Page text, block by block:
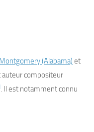
Montgomery (Alabama) et
auteur compositeur
. Il est notamment connu